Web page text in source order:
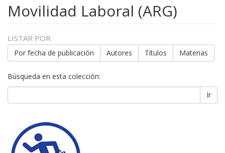
Movilidad Laboral (ARG)
LISTAR POR
Por fecha de publicación Autores Títulos Materias
Búsqueda en esta colección:
Ir